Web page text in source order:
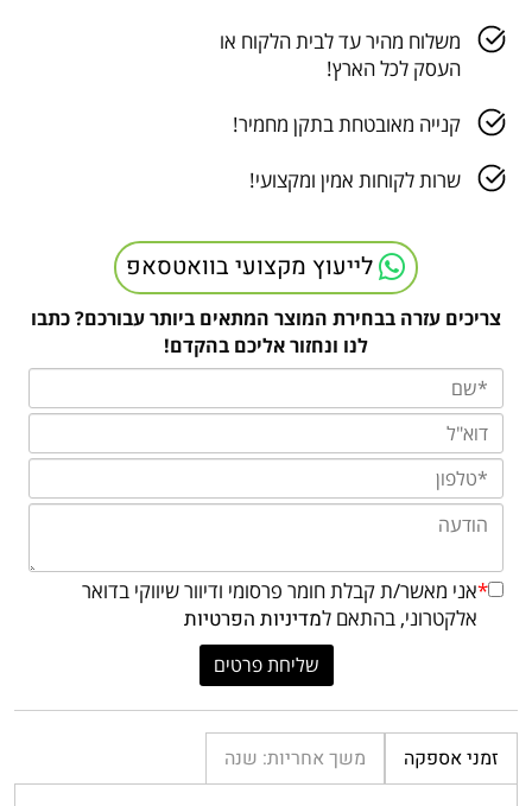
משלוח מהיר עד לבית הלקוח או
העסק לכל הארץ!
קנייה מאובטחת בתקן מחמיר!
שרות לקוחות אמין ומקצועי!
לייעוץ מקצועי בוואטסאפ
צריכים עזרה בבחירת המוצר המתאים ביותר עבורכם? כתבו
לנו ונחזור אליכם בהקדם!
*אני מאשר/ת קבלת חומר פרסומי ודיוור שיווקי בדואר
אלקטרוני, בהתאם למדיניות הפרטיות
זמני אספקה משך אחריות: שנה